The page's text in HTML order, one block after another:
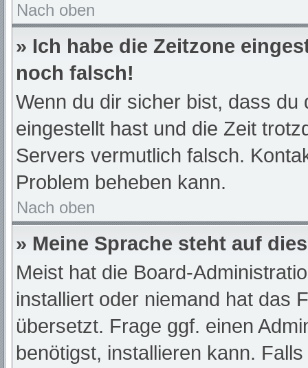
Nach oben
» Ich habe die Zeitzone
noch falsch!
Wenn du dir sicher bist, dass
eingestellt hast und die Zeit
Servers vermutlich falsch.
Problem beheben kann.
Nach oben
» Meine Sprache steht auf
Meist hat die Board-
installiert oder niemand hat das
übersetzt. Frage ggf. einen
benötigst, installieren kann.